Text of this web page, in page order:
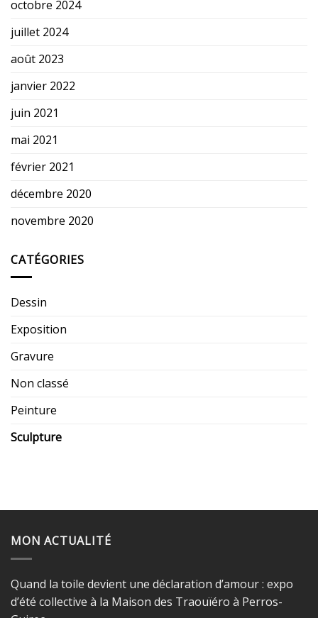
octobre 2024
juillet 2024
août 2023
janvier 2022
juin 2021
mai 2021
février 2021
décembre 2020
novembre 2020
CATÉGORIES
Dessin
Exposition
Gravure
Non classé
Peinture
Sculpture
MON ACTUALITÉ
Quand la toile devient une déclaration d’amour : expo
d’été collective à la Maison des Traouïéro à Perros-